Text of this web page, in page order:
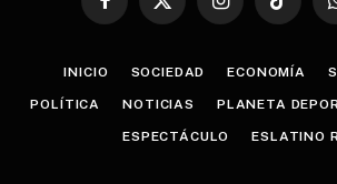
Facebook
X
InstagramTikTok
INICIO SOCIEDAD ECONOMÍA
POLÍTICA NOTICIAS PLANETA
ESPECTÁCULO ESLATINO